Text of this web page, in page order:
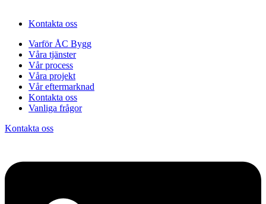
Kontakta oss
Varför ÅC Bygg
Våra tjänster
Vår process
Våra projekt
Vår eftermarknad
Kontakta oss
Vanliga frågor
Kontakta oss